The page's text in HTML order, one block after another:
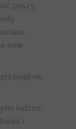
paszy,
inne
ludźmi,
i